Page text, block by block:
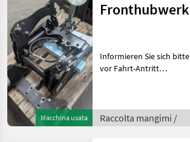
Macchina usata
Fronthubwerk
Informieren Sie sich bitte
vor Fahrt-Antritt
steht. Wir inserieren auch
Maschinen, die sic
Raccolta mangimi /